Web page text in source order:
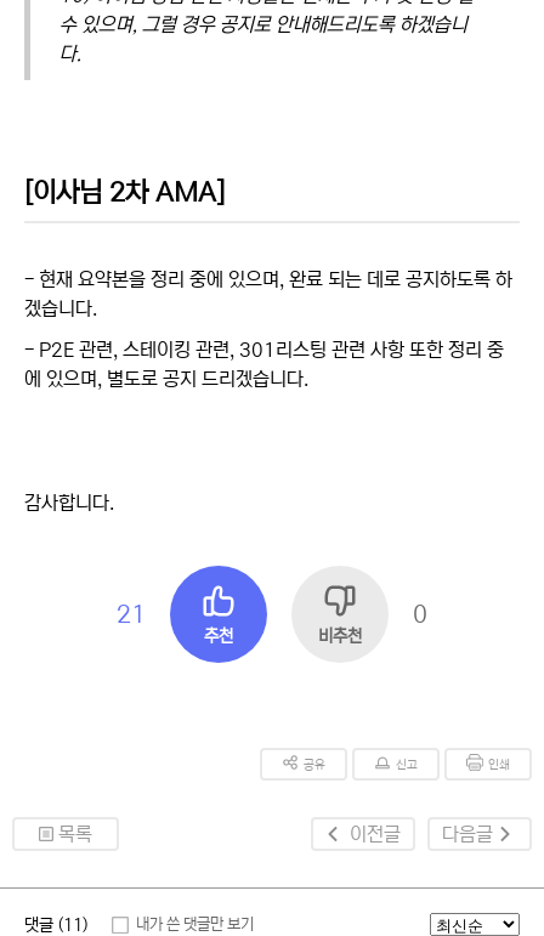
수 있으며, 그럴 경우 공지로 안내해드리도록 하겠습니
다.
[이사님 2차 AMA]
- 현재 요약본을 정리 중에 있으며, 완료 되는 데로 공지하도록 하
겠습니다.
- P2E 관련, 스테이킹 관련, 301리스팅 관련 사항 또한 정리 중
에 있으며, 별도로 공지 드리겠습니다.
감사합니다.
21
추천 비추천
0
공유 신고 인쇄
목록 이전글 다음글
댓글 (11) 내가 쓴 댓글만 보기